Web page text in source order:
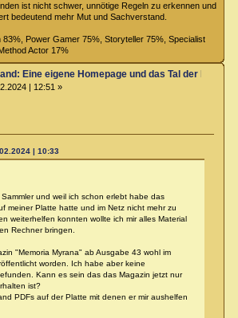
ist nicht schwer, unnötige Regeln zu erkennen und
bedeutend mehr Mut und Sachverstand.
83%, Power Gamer 75%, Storyteller 75%, Specialist
Actor 17%
Eine eigene Homepage und das Tal der Klagen
| 12:51 »
| 10:33
und weil ich schon erlebt habe das
meiner Platte hatte und im Netz nicht mehr zu
weiterhelfen konnten wollte ich mir alles Material
Rechner bringen.
"Memoria Myrana" ab Ausgabe 43 wohl im
worden. Ich habe aber keine
Kann es sein das das Magazin jetzt nur
ist?
PDFs auf der Platte mit denen er mir aushelfen